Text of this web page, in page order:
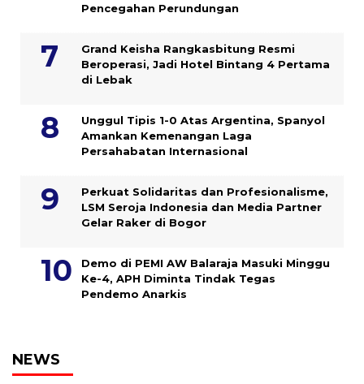
Pencegahan Perundungan
Grand Keisha Rangkasbitung Resmi
Beroperasi, Jadi Hotel Bintang 4 Pertama
di Lebak
Unggul Tipis 1-0 Atas Argentina, Spanyol
Amankan Kemenangan Laga
Persahabatan Internasional
Perkuat Solidaritas dan Profesionalisme,
LSM Seroja Indonesia dan Media Partner
Gelar Raker di Bogor
Demo di PEMI AW Balaraja Masuki Minggu
Ke-4, APH Diminta Tindak Tegas
Pendemo Anarkis
NEWS